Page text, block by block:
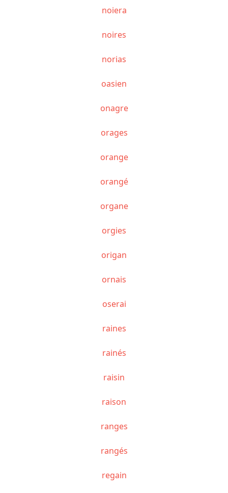
noiera
noires
norias
oasien
onagre
orages
orange
orangé
organe
orgies
origan
ornais
oserai
raines
rainés
raisin
raison
ranges
rangés
regain